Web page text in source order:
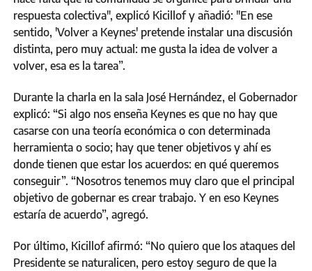
respuesta colectiva", explicó Kicillof y añadió: "En ese
sentido, 'Volver a Keynes' pretende instalar una discusión
distinta, pero muy actual: me gusta la idea de volver a
volver, esa es la tarea”.
Durante la charla en la sala José Hernández, el Gobernador
explicó: “Si algo nos enseña Keynes es que no hay que
casarse con una teoría económica o con determinada
herramienta o socio; hay que tener objetivos y ahí es
donde tienen que estar los acuerdos: en qué queremos
conseguir”. “Nosotros tenemos muy claro que el principal
objetivo de gobernar es crear trabajo. Y en eso Keynes
estaría de acuerdo”, agregó.
Por último, Kicillof afirmó: “No quiero que los ataques del
Presidente se naturalicen, pero estoy seguro de que la